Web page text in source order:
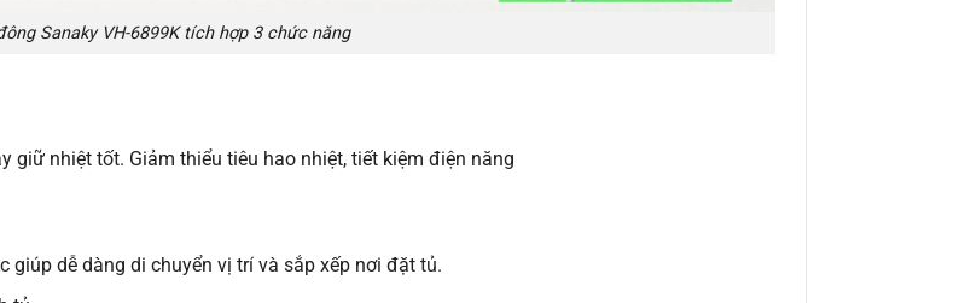
Sanaky VH-6899K tích hợp 3 chức năng
giữ nhiệt tốt. Giảm thiểu tiêu hao nhiệt, tiết kiệm điện năng
giúp dễ dàng di chuyển vị trí và sắp xếp nơi đặt tủ.